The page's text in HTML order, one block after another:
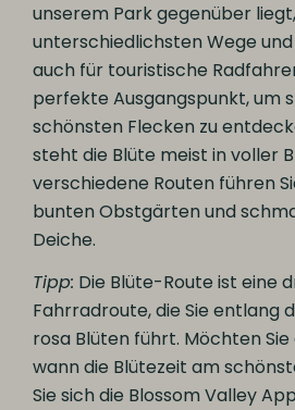
unserem Park gegenüber
unterschiedlichsten Wege
auch für touristische
perfekte Ausgangspunkt, um
schönsten Flecken zu
steht die Blüte meist in voller
verschiedene Routen führen
bunten Obstgärten und
Deiche.
Tipp: Die Blüte-Route ist eine
Fahrradroute, die Sie entlang
rosa Blüten führt. Möchten Sie
wann die Blütezeit am
Sie sich die Blossom Valley